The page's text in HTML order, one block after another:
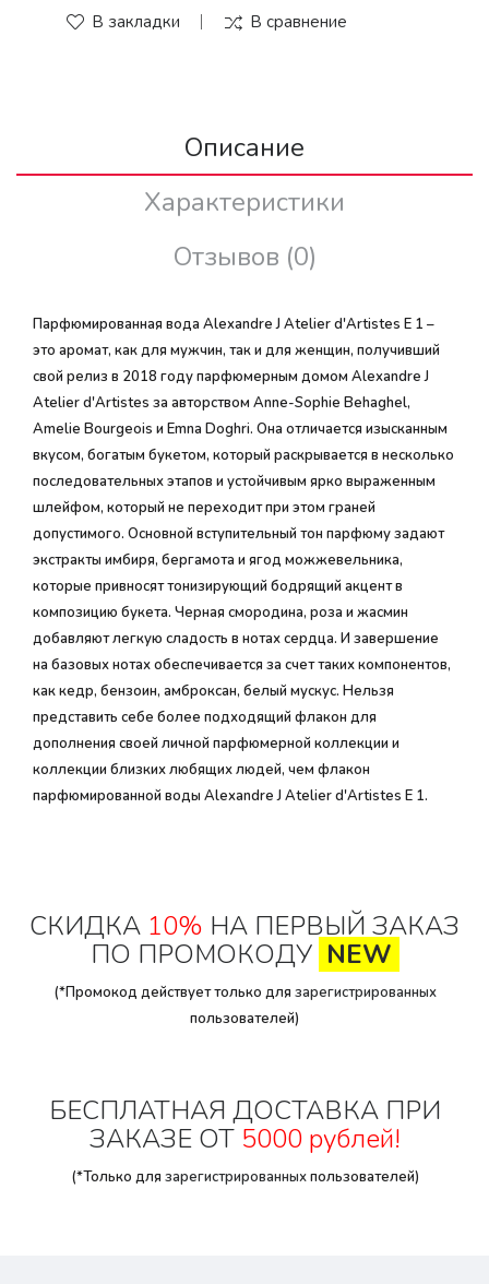
В закладки В сравнение
Описание
Характеристики
Отзывов (0)
Парфюмированная вода Alexandre J Atelier d'Artistes E 1 –
это аромат, как для мужчин, так и для женщин, получивший
свой релиз в 2018 году парфюмерным домом Alexandre J
Atelier d'Artistes за авторством Anne-Sophie Behaghel,
Amelie Bourgeois и Emna Doghri. Она отличается изысканным
вкусом, богатым букетом, который раскрывается в несколько
последовательных этапов и устойчивым ярко выраженным
шлейфом, который не переходит при этом граней
допустимого. Основной вступительный тон парфюму задают
экстракты имбиря, бергамота и ягод можжевельника,
которые привносят тонизирующий бодрящий акцент в
композицию букета. Черная смородина, роза и жасмин
добавляют легкую сладость в нотах сердца. И завершение
на базовых нотах обеспечивается за счет таких компонентов,
как кедр, бензоин, амброксан, белый мускус. Нельзя
представить себе более подходящий флакон для
дополнения своей личной парфюмерной коллекции и
коллекции близких любящих людей, чем флакон
парфюмированной воды Alexandre J Atelier d'Artistes E 1.
СКИДКА 10% НА ПЕРВЫЙ ЗАКАЗ
ПО ПРОМОКОДУ NEW
(*Промокод действует только для зарегистрированных
пользователей)
БЕСПЛАТНАЯ ДОСТАВКА ПРИ
ЗАКАЗЕ ОТ 5000 рублей!
(*Только для зарегистрированныхпользователей)